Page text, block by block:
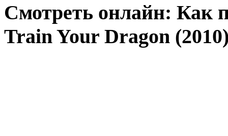
Смотреть онлайн: Как
Train Your Dragon